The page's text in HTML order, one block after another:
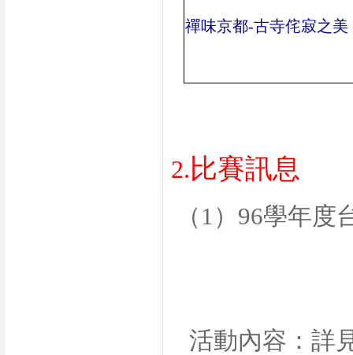
禪味京都-古寺侘寂之美
2.比賽訊息
（ 1 ） 96學年度
活動內容：詳